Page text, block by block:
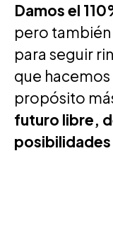
Damos el
pero
para seguir
que
propósito
futuro libre,